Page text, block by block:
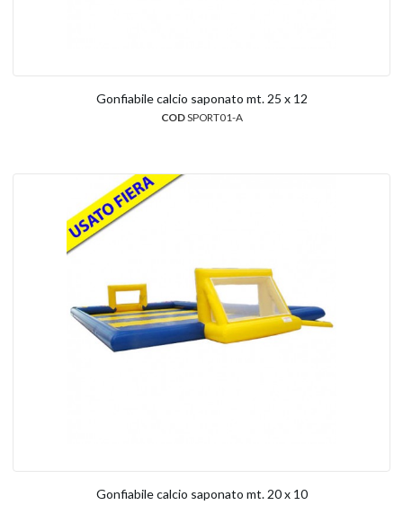
Gonfiabile calcio saponato mt. 25 x 12
CODSPORT01-A
Gonfiabile calcio saponato mt. 20 x 10